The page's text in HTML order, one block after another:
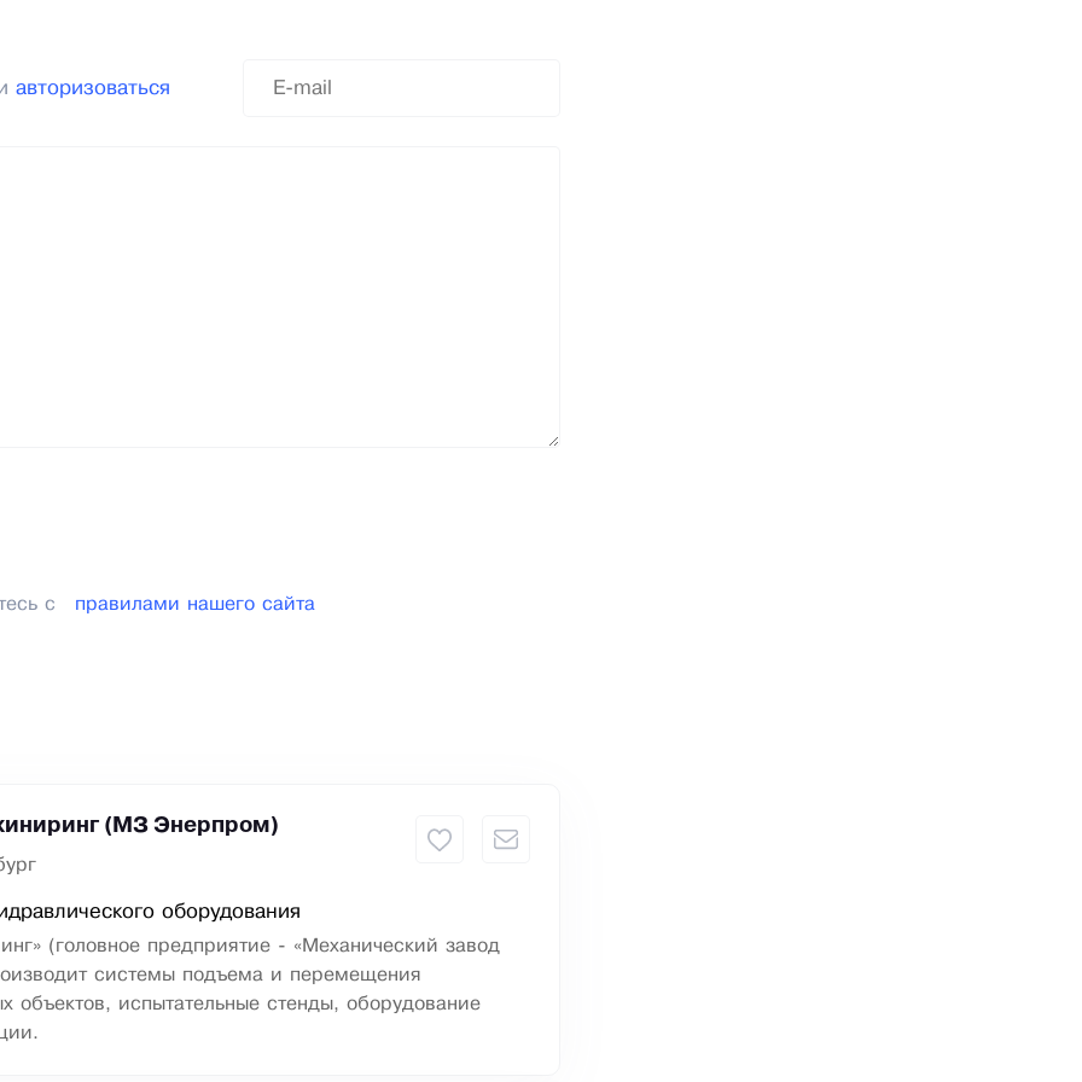
авторизоваться
с правилами нашего сайта
(МЗ Энерпром)
оборудования
(головное предприятие - «Механический завод
системы подъема и перемещения
объектов, испытательные стенды, оборудование